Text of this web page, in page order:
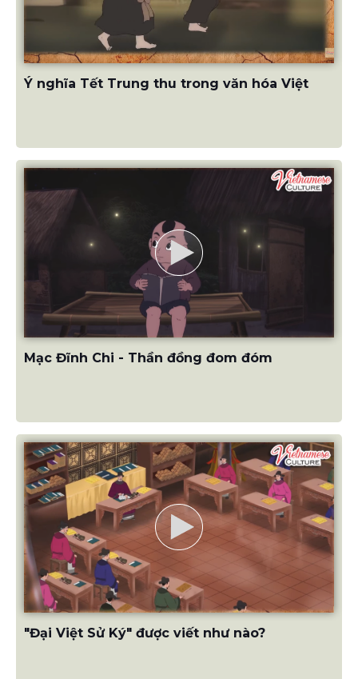
Ý nghĩa Tết Trung thu trong văn hóa Việt
Mạc Đĩnh Chi - Thần đồng đom đóm
"Đại Việt Sử Ký" được viết như nào?